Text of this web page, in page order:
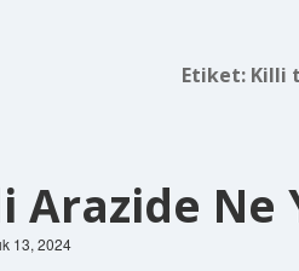
Etiket: Killi
Arazide Ne
13, 2024